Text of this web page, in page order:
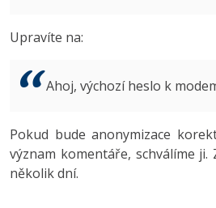
Best practices
Copywriter
WordPress specialista
Algoritmy -41%
Umělá inteligence (AI) -10%
Windows
Fórum
Upravíte na:
Ahoj, výchozí heslo k
Pokud bude anonymizace
význam komentáře, schválíme
několik dní.